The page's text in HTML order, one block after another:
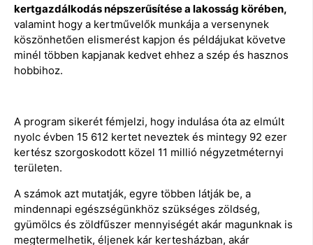
kertgazdálkodás népszerűsítése a lakosság körében,
valamint hogy a kertművelők munkája a versenynek
köszönhetően elismerést kapjon és példájukat követve
minél többen kapjanak kedvet ehhez a szép és hasznos
hobbihoz.
A program sikerét fémjelzi, hogy indulása óta az elmúlt
nyolc évben 15 612 kertet neveztek és mintegy 92 ezer
kertész szorgoskodott közel 11 millió négyzetméternyi
területen.
A számok azt mutatják, egyre többen látják be, a
mindennapi egészségünkhöz szükséges zöldség,
gyümölcs és zöldfűszer mennyiségét akár magunknak is
megtermelhetik, éljenek kár kertesházban, akár